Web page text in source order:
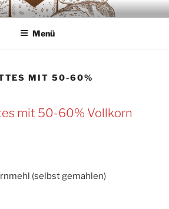
aus Sauerteig
Menü
MIT 50-60%
mit 50-60% Vollkorn
(selbst gemahlen)